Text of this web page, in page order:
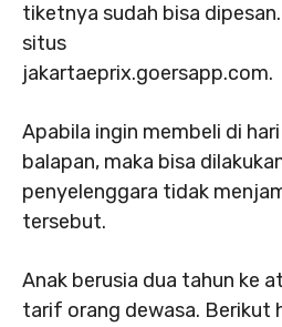
tiketnya sudah bisa
situs
jakartaeprix.goersapp.com.
Apabila ingin membeli di
balapan, maka bisa
penyelenggara tidak
tersebut.
Anak berusia dua tahun ke
tarif orang dewasa. Berikut